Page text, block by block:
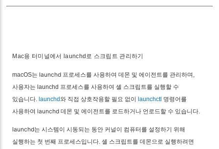
Mac용 터미널에서 launchd로 스크립트 관리하기
macOS는 launchd 프로세스를 사용하여 데몬 및 에이전트를 관리하며,
사용자는 launchd 프로세스를 사용하여 셸 스크립트를 실행할 수
있습니다.launchd와 직접 상호작용할 필요 없이launchctl 명령어를
사용하여 launchd 데몬 및 에이전트를 로드하거나 언로드할 수 있습니다.
launchd는 시스템이 시동되는 동안 커널이 컴퓨터를 설정하기 위해
실행하는 첫 번째 프로세스입니다. 셸 스크립트를 데몬으로 실행하려면